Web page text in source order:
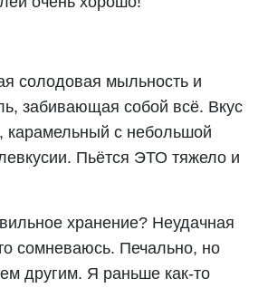
солодовая мыльность и
забивающая собой всё. Вкус
карамельный с небольшой
Пьётся ЭТО тяжело и
хранение? Неудачная
сомневаюсь. Печально, но
другим. Я раньше как-то